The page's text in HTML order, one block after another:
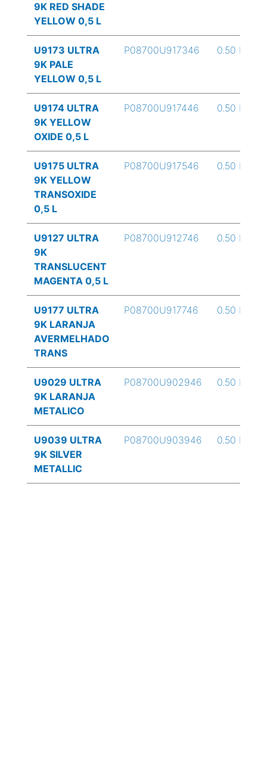
9K RED SHADE
YELLOW 0,5 L
U9173 ULTRA
9K PALE
YELLOW 0,5 L
P08700U917346 0.50 L
U9174 ULTRA
9K YELLOW
OXIDE 0,5 L
P08700U917446 0.50 L
U9175 ULTRA
9K YELLOW
TRANSOXIDE
0,5 L
P08700U917546 0.50 L
U9127 ULTRA
9K
TRANSLUCENT
MAGENTA 0,5 L
P08700U912746 0.50 L
U9177 ULTRA
9K LARANJA
AVERMELHADO
TRANS
P08700U917746 0.50 L
U9029 ULTRA
9K LARANJA
METALICO
P08700U902946 0.50 L
U9039 ULTRA
9K SILVER
METALLIC
P08700U903946 0.50 L